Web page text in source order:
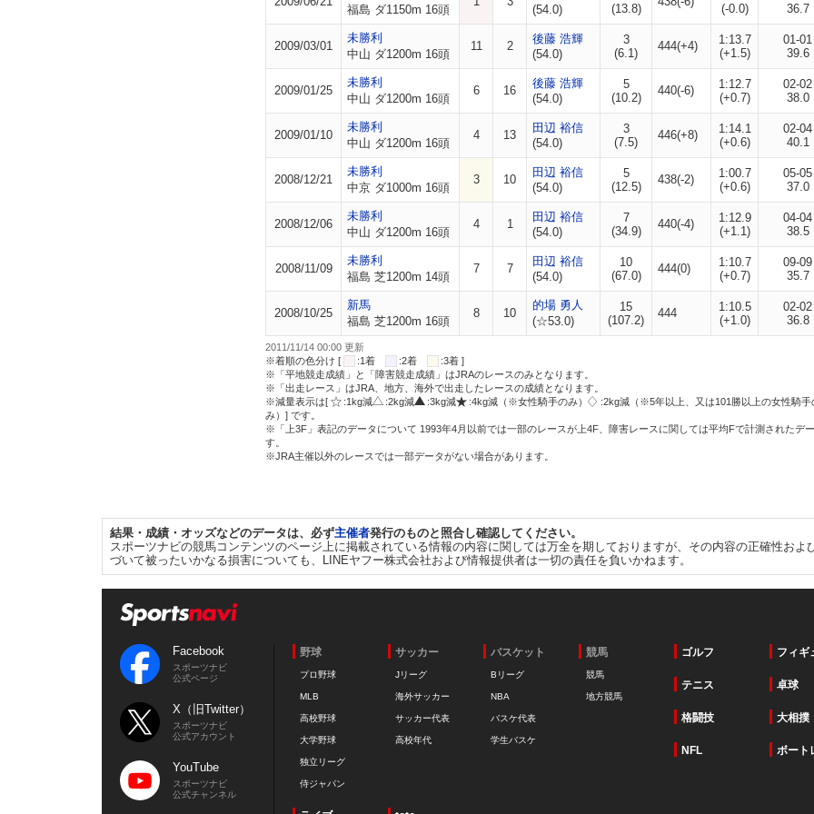
福島 ダ1150m 16頭
(54.0)
(13.8)
(-0.0)
36.7
2009/03/01
未勝利
中山 ダ1200m 16頭
11 2
後藤 浩輝
(54.0)
3
(6.1)
444(+4)
1:13.7
(+1.5)
01-01
39.6
2009/01/25
未勝利
中山 ダ1200m 16頭
6 16
後藤 浩輝
(54.0)
5
(10.2)
440(-6)
1:12.7
(+0.7)
02-02
38.0
2009/01/10
未勝利
中山 ダ1200m 16頭
4 13
田辺 裕信
(54.0)
3
(7.5)
446(+8)
1:14.1
(+0.6)
02-04
40.1
2008/12/21
未勝利
中京 ダ1000m 16頭
3 10
田辺 裕信
(54.0)
5
(12.5)
438(-2)
1:00.7
(+0.6)
05-05
37.0
2008/12/06
未勝利
中山 ダ1200m 16頭
4 1
田辺 裕信
(54.0)
7
(34.9)
440(-4)
1:12.9
(+1.1)
04-04
38.5
2008/11/09
未勝利
福島 芝1200m 14頭
7 7
田辺 裕信
(54.0)
10
(67.0)
444(0)
1:10.7
(+0.7)
09-09
35.7
2008/10/25
新馬
福島 芝1200m 16頭
8 10
的場 勇人
(☆53.0)
15
(107.2)
444
1:10.5
(+1.0)
02-02
36.8
2011/11/14 00:00 更新
※着順の色分け [
:1着 :2着
:3着 ]
※「平地競走成績」と「障害競走成績」はJRAのレースのみとなります。
※「出走レース」はJRA、地方、海外で出走したレースの成績となります。
※減量表示は[
:1kg減 :2kg減 :3kg減 :4kg減（※女性騎手のみ）
:2kg減（※5年以上、又は101勝以上の女性騎手
み）] です。
※「上3F」表記のデータについて 1993年4月以前では一部のレースが上4F、障害レースに関しては平均Fで計測されたデ
す。
※JRA主催以外のレースでは一部データがない場合があります。
結果・成績・オッズなどのデータは、必ず主催者発行のものと照合し確認してください。
スポーツナビの競馬コンテンツのページ上に掲載されている情報の内容に関しては万全を期しておりますが、その内容の正確性お
づいて被ったいかなる損害についても、LINEヤフー株式会社および情報提供者は一切の責任を負いかねます。
Facebook
スポーツナビ
公式ページ
X（旧Twitter）
スポーツナビ
公式アカウント
YouTube
スポーツナビ
公式チャンネル
野球
プロ野球
MLB
高校野球
大学野球
独立リーグ
侍ジャパン
サッカー
Jリーグ
海外サッカー
サッカー代表
高校年代
バスケット
Bリーグ
NBA
バスケ代表
学生バスケ
競馬
競馬
地方競馬
ゴルフ フィギ
テニス 卓球
格闘技 大相撲
NFL ボート